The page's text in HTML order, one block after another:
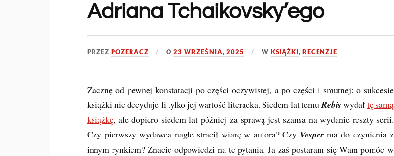
Adriana Tchaikovsky’ego
PRZEZPOZERACZ O23 WRZEŚNIA, 2025 WKSIĄŻKI,RECENZJE
Zacznę od pewnej konstatacji po części oczywistej, a po części i smutnej: o sukcesie
książki nie decyduje li tylko jej wartość literacka. Siedem lat temuRebis wydał tę samą
książkę, ale dopiero siedem lat później za sprawą jest szansa na wydanie reszty serii.
Czy pierwszy wydawca nagle stracił wiarę w autora? Czy Vesper ma do czynienia z
innym rynkiem? Znacie odpowiedzi na te pytania. Ja zaś postaram się Wam pomóc w